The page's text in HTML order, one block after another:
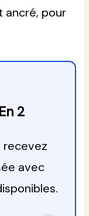
pour
2
recevez
avec